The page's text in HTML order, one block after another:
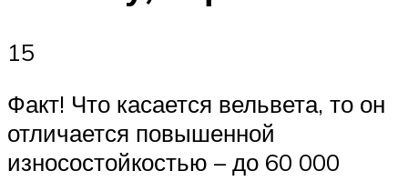
15
Факт! Что касается вельвета, то он
отличается повышенной
износостойкостью – до 60 000